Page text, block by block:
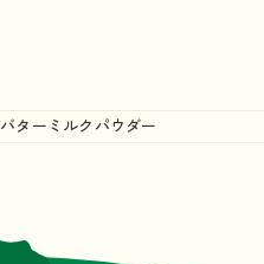
バターミルクパウダー